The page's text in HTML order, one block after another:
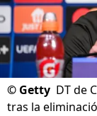
© Getty DT de
tras la